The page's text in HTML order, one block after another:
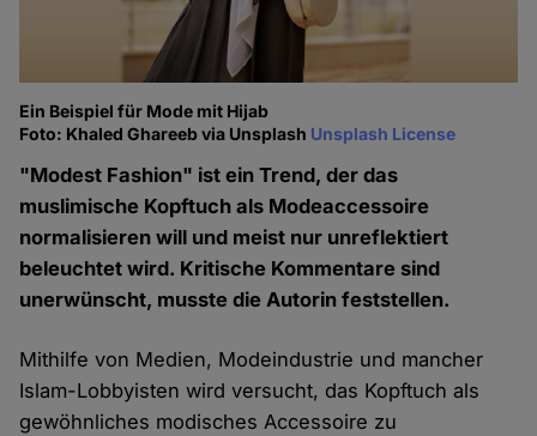
Ein Beispiel für Mode mit Hijab
Foto: Khaled Ghareeb via Unsplash Unsplash License
"Modest Fashion" ist ein Trend, der das
muslimische Kopftuch als Modeaccessoire
normalisieren will und meist nur unreflektiert
beleuchtet wird. Kritische Kommentare sind
unerwünscht, musste die Autorin feststellen.
Mithilfe von Medien, Modeindustrie und mancher
Islam-Lobbyisten wird versucht, das Kopftuch als
gewöhnliches modisches Accessoire zu